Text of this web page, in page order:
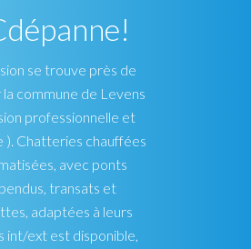
se trouve près de
la commune de Levens
professionnelle et
). Chatteries chauffées
avec ponts
transats et
adaptées à leurs
int/ext est disponible,